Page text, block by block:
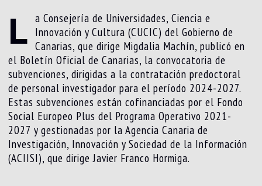
L a Consejería de Universidades, Ciencia e
Innovación y Cultura (CUCIC) del Gobierno de
Canarias, que dirige Migdalia Machín, publicó en
el Boletín Oficial de Canarias, la convocatoria de
subvenciones, dirigidas a la contratación predoctoral
de personal investigador para el período 2024-2027.
Estas subvenciones están cofinanciadas por el Fondo
Social Europeo Plus del Programa Operativo 2021-
2027 y gestionadas por la Agencia Canaria de
Investigación, Innovación y Sociedad de la Información
(ACIISI), que dirige Javier Franco Hormiga.